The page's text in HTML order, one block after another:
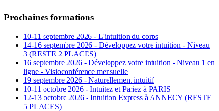
Prochaines formations
10-11 septembre 2026 - L'intuition du corps
14-16 septembre 2026 - Développez votre intuition - Niveau
3 (RESTE 2 PLACES)
16 septembre 2026 - Développez votre intuition - Niveau 1 en
ligne - Visioconférence mensuelle
19 septembre 2026 - Naturellement intuitif
10-11 octobre 2026 - Intuitez et Pariez à PARIS
12-13 octobre 2026 - Intuition Express à ANNECY (RESTE
5 PLACES)